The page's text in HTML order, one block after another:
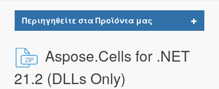
Περιηγηθείτε στα Προϊόντα μας
Toggle
Aspose.Cells for .NET
21.2 (DLLs Only)